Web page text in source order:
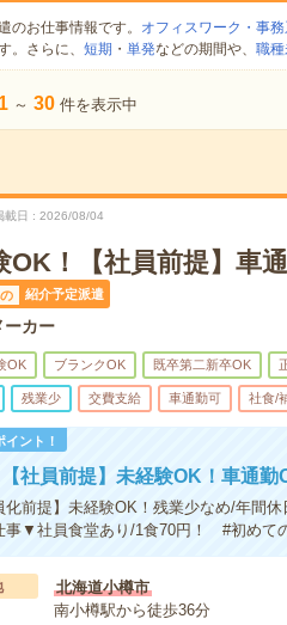
のお仕事情報です。 オフィスワーク・事務
。さらに、 短期 ・ 単発などの期間や、 職
1 ～ 30 件を表示中
載日 2026/08/04
OK！【社員前提】車
紹介予定派遣
ーカー
OK ブランクOK 既卒第二新卒OK
残業少 交費支給 車通勤可 社食/
イント！
社員前提】未経験OK！車通勤
化前提】未経験OK！残業少なめ/年間
事▼社員食堂あり/1食70円！ #初めて
北海道小樽市
南小樽駅から徒歩36分